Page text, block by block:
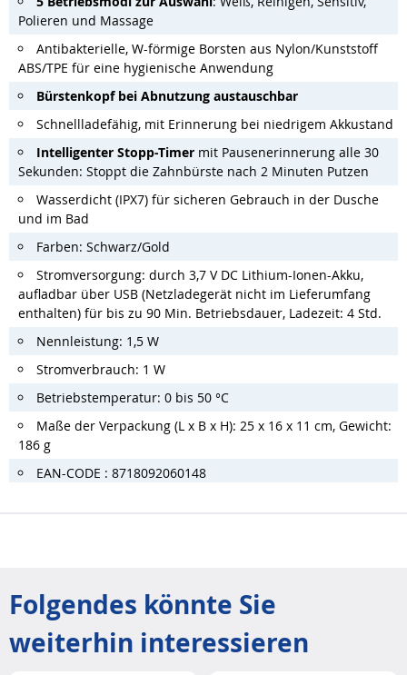
Polieren und Massage
Antibakterielle, W-förmige Borsten aus Nylon/Kunststoff
ABS/TPE für eine hygienische Anwendung
Bürstenkopf bei Abnutzung austauschbar
Schnellladefähig, mit Erinnerung bei niedrigem Akkustand
Intelligenter Stopp-Timer mit Pausenerinnerung alle 30
Sekunden: Stoppt die Zahnbürste nach 2 Minuten Putzen
Wasserdicht (IPX7) für sicheren Gebrauch in der Dusche
und im Bad
Farben: Schwarz/Gold
Stromversorgung: durch 3,7 V DC Lithium-Ionen-Akku,
aufladbar über USB (Netzladegerät nicht im Lieferumfang
enthalten) für bis zu 90 Min. Betriebsdauer, Ladezeit: 4 Std.
Nennleistung: 1,5 W
Stromverbrauch: 1 W
Betriebstemperatur: 0 bis 50 °C
Maße der Verpackung (L x B x H): 25 x 16 x 11 cm, Gewicht:
186 g
EAN-CODE : 8718092060148
Folgendes könnte Sie
weiterhin interessieren